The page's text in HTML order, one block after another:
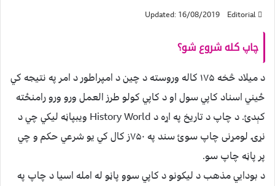
Editorial
Updated: 16/08/2019
چاپ کله شروع شو؟
د میلاد څخه ۱۷۵ کاله وروسته د چین د امپراطور د امر په نتيجه کي
ځيني اسناد کاپي سول او د کاپي کولو طرز العمل ورو ورو رامنځته
کېدئ. د چاپ د تاریخ په اړه د History World ويبپاڼه لیکي چي د
نړۍ لومړنی چاپ سوئ سند په ۷۵۰ز کال کي یو شرعي حکم و چي
پر پاڼه چاپ سو.
د بودايي مذهب د لیکونو د کاپي سوو پاڼو له امله اسیا د چاپ په